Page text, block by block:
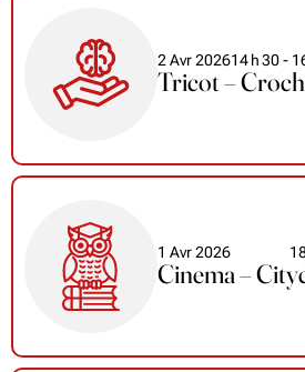
2 Avr 202614h30-
Tricot –
1 Avr 2026
Cinema –